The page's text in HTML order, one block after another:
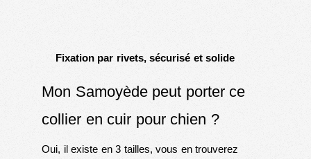
Fixation par rivets, sécurisé et solide
Mon Samoyède peut porter ce
collier en cuir pour chien ?
Oui, il existe en 3 tailles, vous en trouverez